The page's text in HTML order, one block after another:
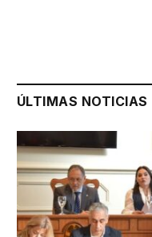
ÚLTIMAS NOTICIAS